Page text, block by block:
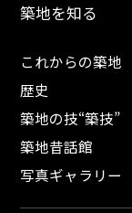
築地を知る
これからの築地
歴史
築地の技“築技”
築地昔話館
写真ギャラリー